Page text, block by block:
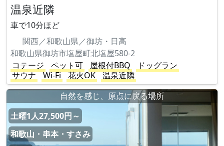
温泉近隣
車で10分ほど
関西／和歌山県／御坊・日高
和歌山県御坊市塩屋町北塩屋580-2
コテージ
ペット可 屋根付BBQ
ドッグラン
サウナ
Wi-Fi 花火OK
温泉近隣
​自然を感じ、原点に戻る場所
土曜1人27,500円～
和歌山・串本・すさみ